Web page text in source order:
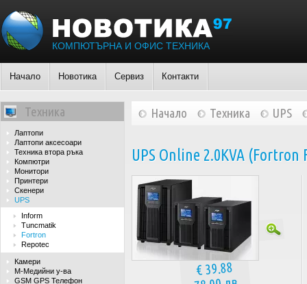
КОМПЮТЪРНА И ОФИС ТЕХНИКА
Начало Новотика Сервиз Контакти
Техника
Лаптопи
Лаптопи аксесоари
Техника втора ръка
Компютри
Монитори
Принтери
Скенери
UPS
Inform
Tuncmatik
Fortron
Repotec
Камери
М-Медийни у-ва
GSM GPS Телефон
Начало Техника UPS
UPS Online 2.0KVA (Fortron
€ 39.88